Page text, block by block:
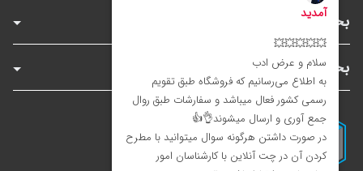
بخش‌های فروشگاه
بخش‌های سایت